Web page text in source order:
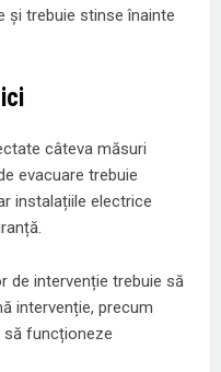
și trebuie stinse înainte
câteva măsuri
evacuare trebuie
instalațiile electrice
de intervenție trebuie să
intervenție, precum
să funcționeze